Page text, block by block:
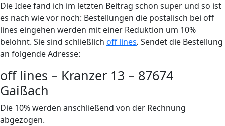
Die Idee fand ich im letzten Beitrag schon super und so ist
es nach wie vor noch: Bestellungen die postalisch bei off
lines eingehen werden mit einer Reduktion um 10%
belohnt. Sie sind schließlich off lines. Sendet die Bestellung
an folgende Adresse:
off lines – Kranzer 13 – 87674
Gaißach
Die 10% werden anschließend von der Rechnung
abgezogen.